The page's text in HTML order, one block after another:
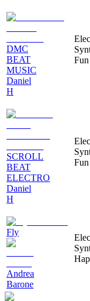
DMC
BEAT
MUSIC
Daniel
H
Fun
SCROLL
BEAT
ELECTRO
Daniel
H
Fun
Fly
Andrea
Barone